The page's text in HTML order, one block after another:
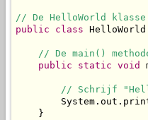
// De HelloWorld
public
class
// De main()
public
static void
// Schrijf
    }